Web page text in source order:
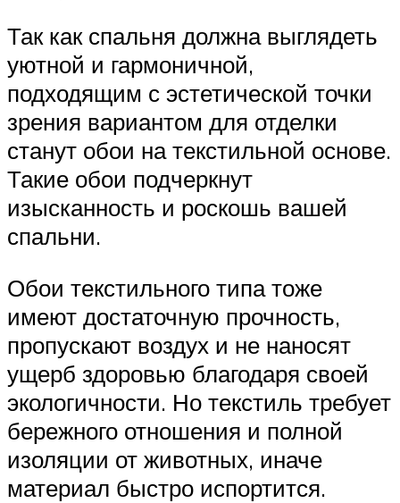
Так как спальня должна выглядеть
уютной и гармоничной,
подходящим с эстетической точки
зрения вариантом для отделки
станут обои на текстильной основе.
Такие обои подчеркнут
изысканность и роскошь вашей
спальни.
Обои текстильного типа тоже
имеют достаточную прочность,
пропускают воздух и не наносят
ущерб здоровью благодаря своей
экологичности. Но текстиль требует
бережного отношения и полной
изоляции от животных, иначе
материал быстро испортится.